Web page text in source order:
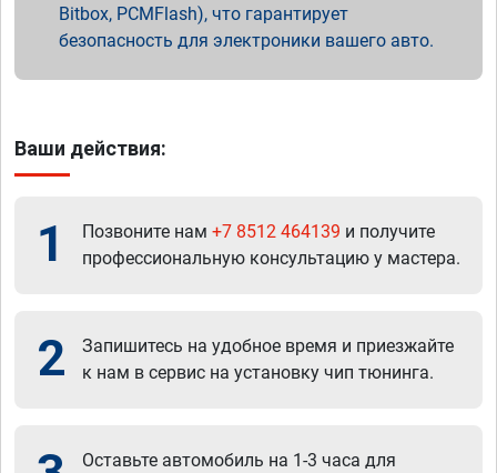
Bitbox, PCMFlash), что гарантирует
безопасность для электроники вашего авто.
Ваши действия:
1 Позвоните нам +7 8512 464139 и получите
профессиональную консультацию у мастера.
2
Запишитесь на удобное время и приезжайте
к нам в сервис на установку чип тюнинга.
Оставьте автомобиль на 1-3 часа для